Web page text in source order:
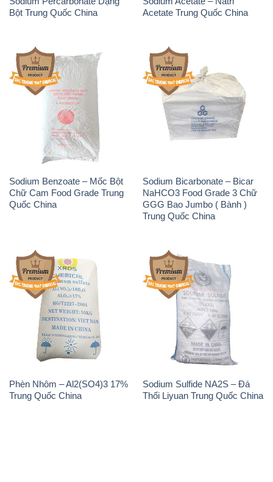
Sodium Benzoate – Mốc Bột
Chữ Cam Food Grade Trung
Quốc China
Sodium Bicarbonate – Bicar
NaHCO3 Food Grade 3 Chữ
GGG Bao Jumbo ( Bành )
Trung Quốc China
Phèn Nhôm – Al2(SO4)3 17%
Trung Quốc China
Sodium Sulfide NA2S – Đá
Thối Liyuan Trung Quốc China